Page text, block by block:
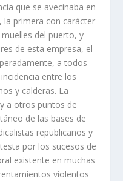
que se avecinaba en
la primera con carácter
del puerto, y
de esta empresa, el
a todos
entre los
y cal­deras. La
a otros puntos de
de las bases de
repu­blicanos y
por los sucesos de
existente en muchas
violentos